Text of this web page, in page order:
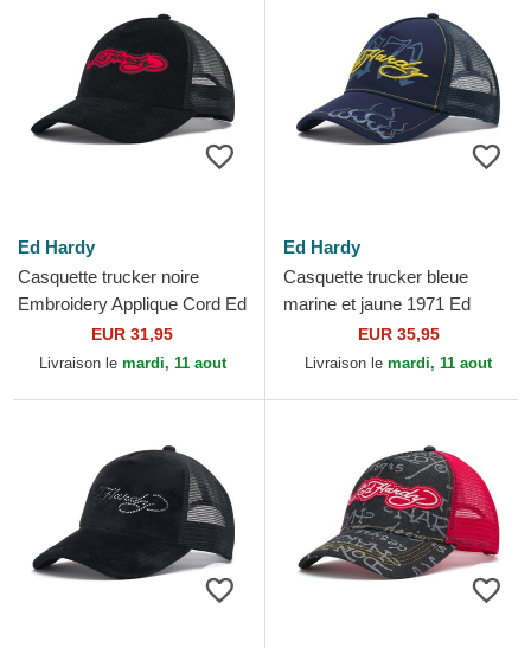
Ed Hardy
Casquette trucker noire
Embroidery Applique Cord Ed
EUR 31,95
Livraison le mardi, 11 aout
Ed Hardy
Casquette trucker bleue
marine et jaune 1971 Ed
EUR 35,95
Livraison le mardi, 11 aout